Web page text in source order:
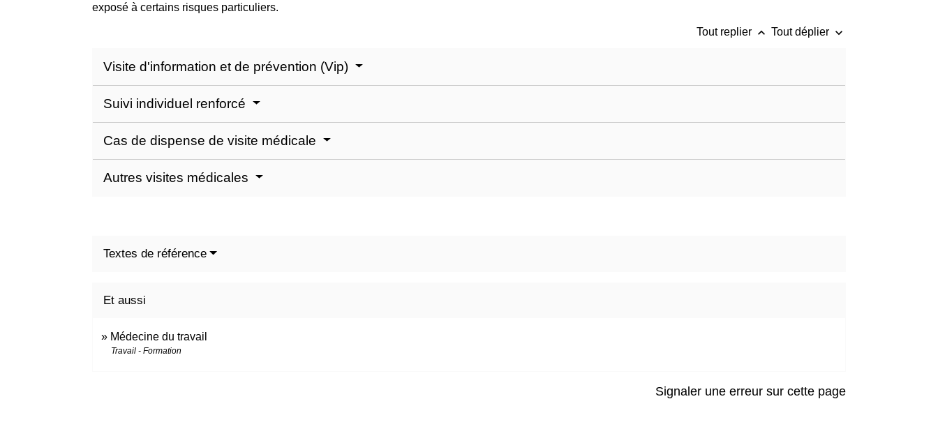
exposé à certains risques particuliers.
Tout replier keyboard_arrow_up Tout déplier keyboard_arrow_down
Visite d'information et de prévention (Vip)
Suivi individuel renforcé
Cas de dispense de visite médicale
Autres visites médicales
Textes de référence
Et aussi
Médecine du travail
Travail - Formation
Signaler une erreur sur cette page